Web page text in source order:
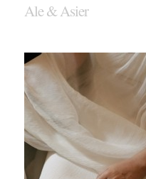
Ale & Asier